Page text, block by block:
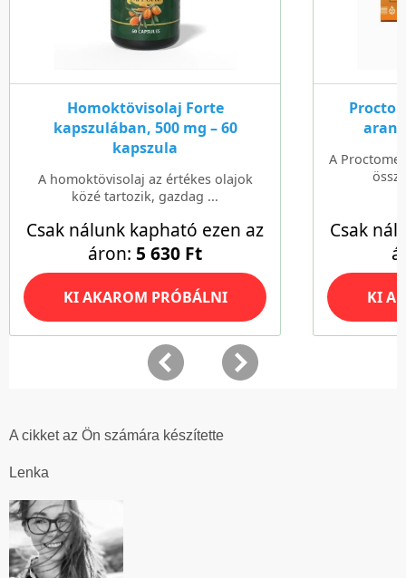
A cikket az Ön számára készítette
Lenka